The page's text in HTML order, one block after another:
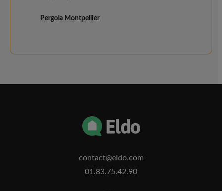
Pergola Montpellier
contact@eldo.com
01.83.75.42.90